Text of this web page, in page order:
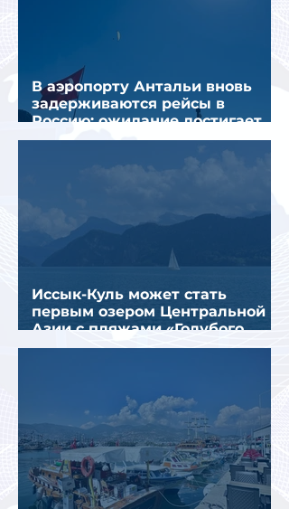
В аэропорту Антальи вновь
задерживаются рейсы в
Россию: ожидание достигает
почти 10 часов
Иссык-Куль может стать
первым озером Центральной
Азии с пляжами «Голубого
флага»